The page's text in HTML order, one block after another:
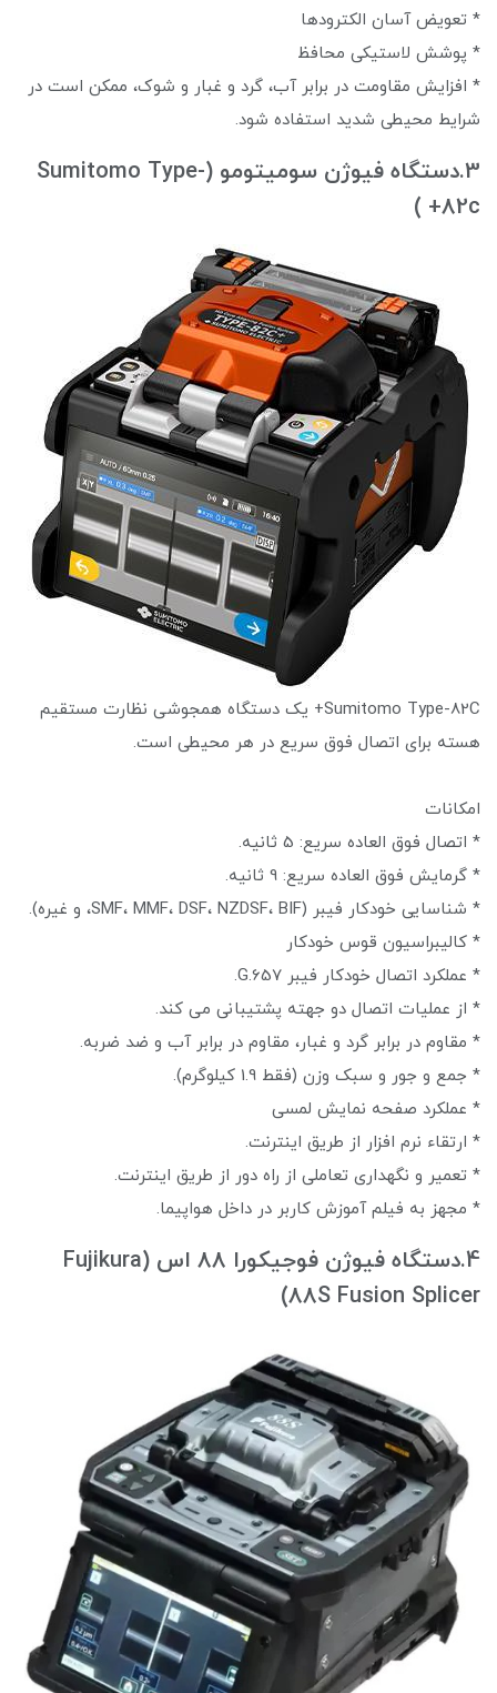
* تعویض آسان الکترودها
* پوشش لاستیکی محافظ
* افزایش مقاومت در برابر آب، گرد و غبار و شوک، ممکن است در
شرایط محیطی شدید استفاده شود.
3.دستگاه فیوژن سومیتومو (Sumitomo Type-
82c+ )
Sumitomo Type-82C+ یک دستگاه همجوشی نظارت مستقیم
هسته برای اتصال فوق سریع در هر محیطی است.
امکانات
* اتصال فوق العاده سریع: 5 ثانیه.
* گرمایش فوق العاده سریع: 9 ثانیه.
* شناسایی خودکار فیبر (SMF، MMF، DSF، NZDSF، BIF، و غیره).
* کالیبراسیون قوس خودکار
* عملکرد اتصال خودکار فیبر G.657.
* از عملیات اتصال دو جهته پشتیبانی می کند.
* مقاوم در برابر گرد و غبار، مقاوم در برابر آب و ضد ضربه.
* جمع و جور و سبک وزن (فقط 1.9 کیلوگرم).
* عملکرد صفحه نمایش لمسی
* ارتقاء نرم افزار از طریق اینترنت.
* تعمیر و نگهداری تعاملی از راه دور از طریق اینترنت.
* مجهز به فیلم آموزش کاربر در داخل هواپیما.
4.دستگاه فیوژن فوجیکورا 88 اس (Fujikura
88S Fusion Splicer)